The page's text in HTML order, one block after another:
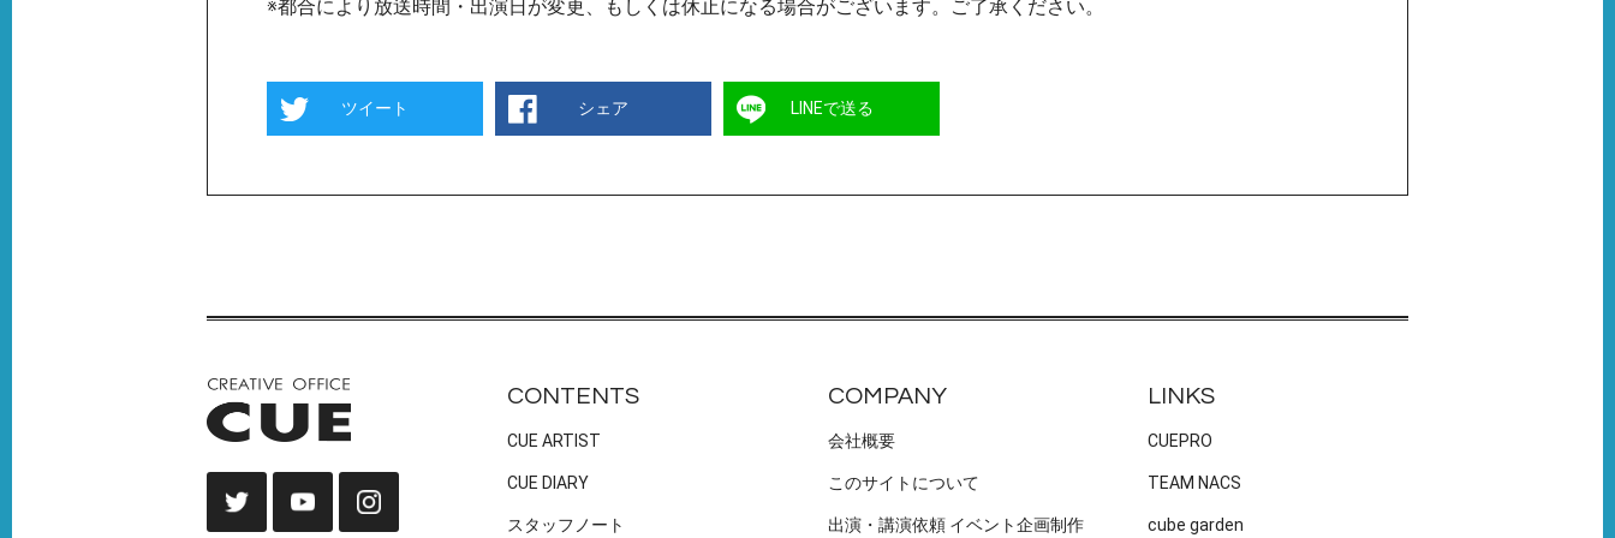
※都合により放送時間・出演日が変更、もしくは休止になる場合がございます。ご了承ください。
ツイート シェア LINEで送る
CONTENTS
CUE ARTIST
CUE DIARY
スタッフノート
COMPANY
会社概要
このサイトについて
出演・講演依頼 イベント企画制作
LINKS
CUEPRO
TEAM NACS
cube garden